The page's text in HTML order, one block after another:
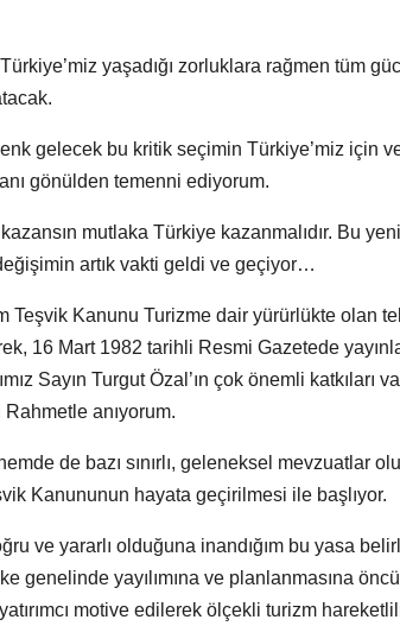
yaşadığı zorluklara rağmen tüm
gelecek bu kritik seçimin Türkiye’miz için
gönülden temenni ediyorum.
mutlaka Türkiye kazanmalıdır. Bu
artık vakti geldi ve geçiyor…
Teşvik Kanunu Turizme dair yürürlükte olan
16 Mart 1982 tarihli Resmi Gazetede
Sayın Turgut Özal’ın çok önemli katkıları
anıyorum.
de bazı sınırlı, geleneksel mevzuatlar
Kanununun hayata geçirilmesi ile başlıyor.
ve yararlı olduğuna inandığım bu yasa
genelinde yayılımına ve planlanmasına
motive edilerek ölçekli turizm